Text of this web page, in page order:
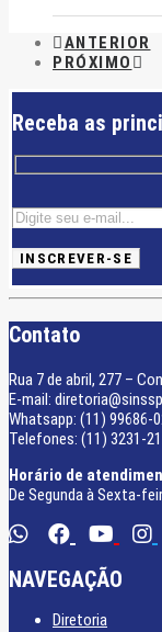
ANTERIOR
PRÓXIMO
Receba as
Contato
Rua 7 de abril, 277 –
E-mail:
Whatsapp: (11) 99686-
Telefones: (11) 3231-
Horário de
De Segunda à Sexta-
NAVEGAÇÃO
Diretoria